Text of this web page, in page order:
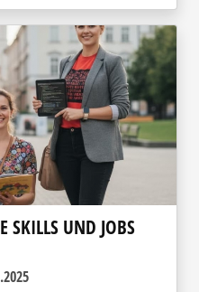
SKILLS UND JOBS